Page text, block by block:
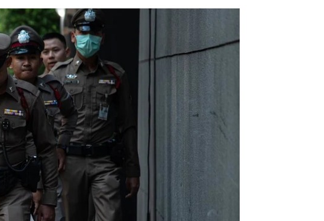
un tiroteo en Bangkok y el autor se quita la vida |